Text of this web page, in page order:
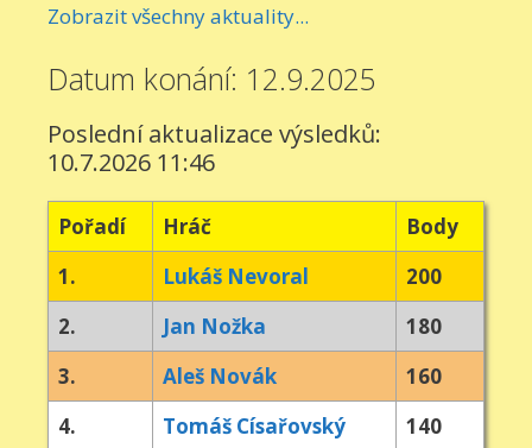
Zobrazit všechny aktuality...
Datum konání: 12.9.2025
Poslední aktualizace výsledků:
10.7.2026 11:46
Pořadí Hráč
Body
1.
Lukáš Nevoral
200
2.
Jan Nožka
180
3.
Aleš Novák
160
4.
Tomáš Císařovský
140